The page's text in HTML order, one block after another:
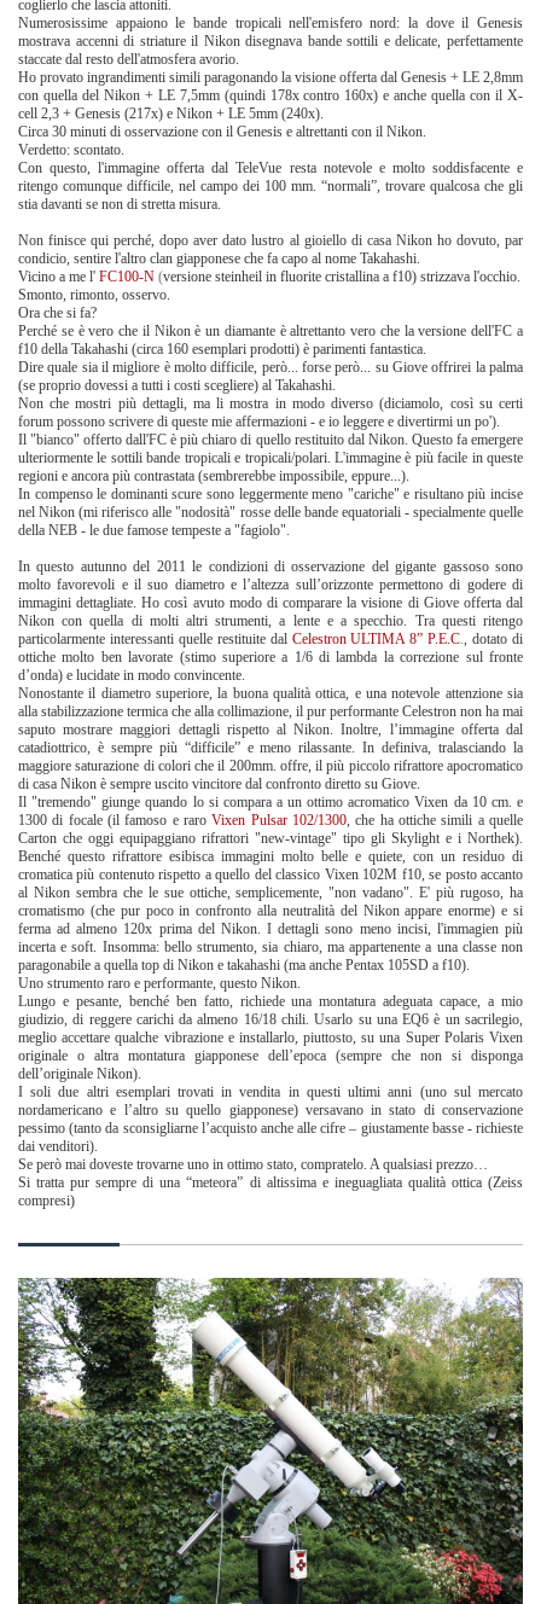
coglierlo che lascia attoniti.
Numerosissime appaiono le bande tropicali nell'emisfero nord: la dove il Genesis
mostrava accenni di striature il Nikon disegnava bande sottili e delicate, perfettamente
staccate dal resto dell'atmosfera avorio.
Ho provato ingrandimenti simili paragonando la visione offerta dal Genesis + LE 2,8mm
con quella del Nikon + LE 7,5mm (quindi 178x contro 160x) e anche quella con il X-
cell 2,3 + Genesis (217x) e Nikon + LE 5mm (240x).
Circa 30 minuti di osservazione con il Genesis e altrettanti con il Nikon.
Verdetto: scontato.
Con questo, l'immagine offerta dal TeleVue resta notevole e molto soddisfacente e
ritengo comunque difficile, nel campo dei 100 mm. “normali”, trovare qualcosa che gli
stia davanti se non di stretta misura.
Non finisce qui perché, dopo aver dato lustro al gioiello di casa Nikon ho dovuto, par
condicio, sentire l'altro clan giapponese che fa capo al nome Takahashi.
Vicino a me l' FC100-N (versione steinheil in fluorite cristallina a f10) strizzava l'occhio.
Smonto, rimonto, osservo.
Ora che si fa?
Perché se è vero che il Nikon è un diamante è altrettanto vero che la versione dell'FC a
f10 della Takahashi (circa 160 esemplari prodotti) è parimenti fantastica.
Dire quale sia il migliore è molto difficile, però... forse però... su Giove offrirei la palma
(se proprio dovessi a tutti i costi scegliere) al Takahashi.
Non che mostri più dettagli, ma li mostra in modo diverso (diciamolo, così su certi
forum possono scrivere di queste mie affermazioni - e io leggere e divertirmi un po').
Il "bianco" offerto dall'FC è più chiaro di quello restituito dal Nikon. Questo fa emergere
ulteriormente le sottili bande tropicali e tropicali/polari. L'immagine è più facile in queste
regioni e ancora più contrastata (sembrerebbe impossibile, eppure...).
In compenso le dominanti scure sono leggermente meno "cariche" e risultano più incise
nel Nikon (mi riferisco alle "nodosità" rosse delle bande equatoriali - specialmente quelle
della NEB - le due famose tempeste a "fagiolo".
In questo autunno del 2011 le condizioni di osservazione del gigante gassoso sono
molto favorevoli e il suo diametro e l’altezza sull’orizzonte permettono di godere di
immagini dettagliate. Ho così avuto modo di comparare la visione di Giove offerta dal
Nikon con quella di molti altri strumenti, a lente e a specchio. Tra questi ritengo
particolarmente interessanti quelle restituite dal Celestron ULTIMA 8” P.E.C., dotato di
ottiche molto ben lavorate (stimo superiore a 1/6 di lambda la correzione sul fronte
d’onda) e lucidate in modo convincente.
Nonostante il diametro superiore, la buona qualità ottica, e una notevole attenzione sia
alla stabilizzazione termica che alla collimazione, il pur performante Celestron non ha mai
saputo mostrare maggiori dettagli rispetto al Nikon. Inoltre, l’immagine offerta dal
catadiottrico, è sempre più “difficile” e meno rilassante. In definiva, tralasciando la
maggiore saturazione di colori che il 200mm. offre, il più piccolo rifrattore apocromatico
di casa Nikon è sempre uscito vincitore dal confronto diretto su Giove.
Il "tremendo" giunge quando lo si compara a un ottimo acromatico Vixen da 10 cm. e
1300 di focale (il famoso e raro Vixen Pulsar 102/1300, che ha ottiche simili a quelle
Carton che oggi equipaggiano rifrattori "new-vintage" tipo gli Skylight e i Northek).
Benché questo rifrattore esibisca immagini molto belle e quiete, con un residuo di
cromatica più contenuto rispetto a quello del classico Vixen 102M f10, se posto accanto
al Nikon sembra che le sue ottiche, semplicemente, "non vadano". E' più rugoso, ha
cromatismo (che pur poco in confronto alla neutralità del Nikon appare enorme) e si
ferma ad almeno 120x prima del Nikon. I dettagli sono meno incisi, l'immagien più
incerta e soft. Insomma: bello strumento, sia chiaro, ma appartenente a una classe non
paragonabile a quella top di Nikon e takahashi (ma anche Pentax 105SD a f10).
Uno strumento raro e performante, questo Nikon.
Lungo e pesante, benché ben fatto, richiede una montatura adeguata capace, a mio
giudizio, di reggere carichi da almeno 16/18 chili. Usarlo su una EQ6 è un sacrilegio,
meglio accettare qualche vibrazione e installarlo, piuttosto, su una Super Polaris Vixen
originale o altra montatura giapponese dell’epoca (sempre che non si disponga
dell’originale Nikon).
I soli due altri esemplari trovati in vendita in questi ultimi anni (uno sul mercato
nordamericano e l’altro su quello giapponese) versavano in stato di conservazione
pessimo (tanto da sconsigliarne l’acquisto anche alle cifre – giustamente basse - richieste
dai venditori).
Se però mai doveste trovarne uno in ottimo stato, compratelo. A qualsiasi prezzo…
Si tratta pur sempre di una “meteora” di altissima e ineguagliata qualità ottica (Zeiss
compresi)